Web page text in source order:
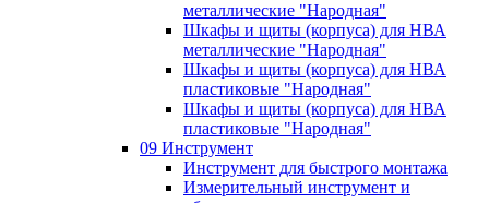
металлические "Народная"
Шкафы и щиты (корпуса) для НВА
металлические "Народная"
Шкафы и щиты (корпуса) для НВА
пластиковые "Народная"
Шкафы и щиты (корпуса) для НВА
пластиковые "Народная"
09 Инструмент
Инструмент для быстрого монтажа
Измерительный инструмент и